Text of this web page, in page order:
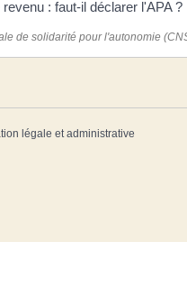
: faut-il déclarer l'APA ?
de solidarité pour l'autonomie
légale et administrative